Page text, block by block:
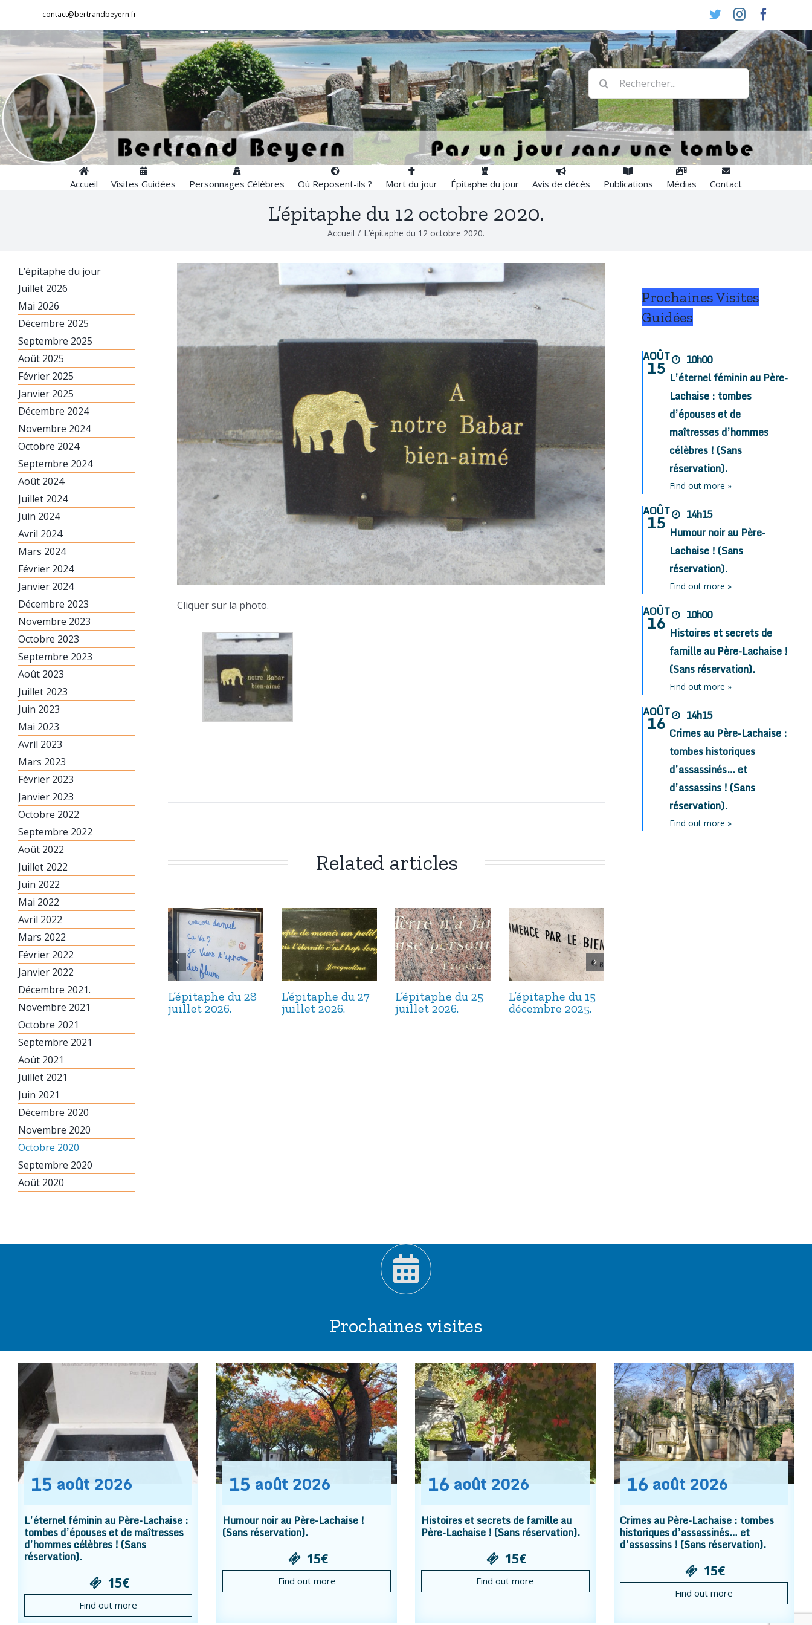
contenu
contact@bertrandbeyern.fr TwitterInstagram
Rechercher:
Accueil Visites Guidées Personnages Célèbres Où Reposent-ils ? Mort du jour Épitaphe du jour Avis de décès Publications Médias Contact
L’épitaphe du 12 octobre 2020.
Accueil / L’épitaphe du 12 octobre 2020.
Cliquer sur la photo.
Related articles
L’épitaphe du 28
juillet 2026.
L’épitaphe du 27
juillet 2026.
L’épitaphe du 25
juillet 2026.
L’épitaphe du 15
décembre 2025.
L’épitaphe du jour
Juillet 2026
Mai 2026
Décembre 2025
Septembre 2025
Août 2025
Février 2025
Janvier 2025
Décembre 2024
Novembre 2024
Octobre 2024
Septembre 2024
Août 2024
Juillet 2024
Juin 2024
Avril 2024
Mars 2024
Février 2024
Janvier 2024
Décembre 2023
Novembre 2023
Octobre 2023
Septembre 2023
Août 2023
Juillet 2023
Juin 2023
Mai 2023
Avril 2023
Mars 2023
Février 2023
Janvier 2023
Octobre 2022
Septembre 2022
Août 2022
Juillet 2022
Juin 2022
Mai 2022
Avril 2022
Mars 2022
Février 2022
Janvier 2022
Décembre 2021.
Novembre 2021
Octobre 2021
Septembre 2021
Août 2021
Juillet 2021
Juin 2021
Décembre 2020
Novembre 2020
Octobre 2020
Septembre 2020
Août 2020
Prochaines Visites
Guidées
AOÛT
15
10h00
L’éternel féminin au Père-
Lachaise : tombes
d’épouses et de
maîtresses d’hommes
célèbres ! (Sans
réservation).
Find out more »
AOÛT
15
14h15
Humour noir au Père-
Lachaise ! (Sans
réservation).
Find out more »
AOÛT
16
10h00
Histoires et secrets de
famille au Père-Lachaise !
(Sans réservation).
Find out more »
AOÛT
16
14h15
Crimes au Père-Lachaise :
tombes historiques
d’assassinés… et
d’assassins ! (Sans
réservation).
Find out more »
Prochaines visites
15 août 2026
L’éternel féminin au Père-Lachaise :
tombes d’épouses et de maîtresses
d’hommes célèbres ! (Sans
réservation).
15€
Find out more
15 août 2026
Humour noir au Père-Lachaise !
(Sans réservation).
15€
Find out more
16 août 2026
Histoires et secrets de famille au
Père-Lachaise ! (Sans réservation).
15€
Find out more
16 août 2026
Crimes au Père-Lachaise : tombes
historiques d’assassinés… et
d’assassins ! (Sans réservation).
15€
Find out more